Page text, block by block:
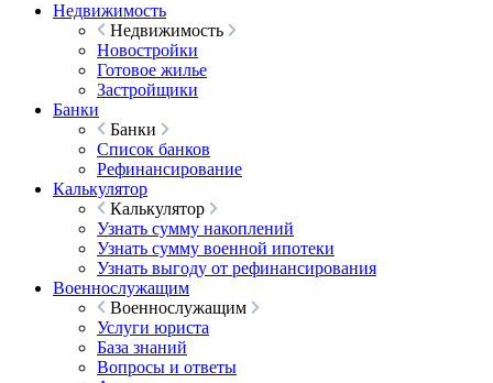
Недвижимость
Недвижимость
Новостройки
Готовое жилье
Застройщики
Банки
Банки
Список банков
Рефинансирование
Калькулятор
Калькулятор
Узнать сумму накоплений
Узнать сумму военной ипотеки
Узнать выгоду от рефинансирования
Военнослужащим
Военнослужащим
Услуги юриста
База знаний
Вопросы и ответы